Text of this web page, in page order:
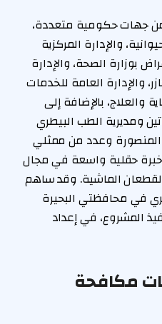
جهات حكومية متعددة،
والإدارة المركزية
بوزارة الصحة، والإدارة
والإدارة العامة للخدمات
والعلاج، بالإضافة إلى
ومديرية الطب البيطري
وعدد من ممثلي
حقلية واسعة في مجال
الماشية. وقد ساهم
في محافظتي البحيرة
المشروع، في إعداد
مكافحة